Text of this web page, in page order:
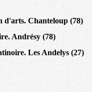
d'arts. Chanteloup (78)
Andrésy (78)
Les Andelys (27)